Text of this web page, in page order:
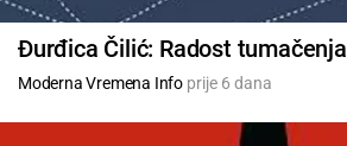
Đurđica Čilić: Radost tumačenja
Moderna Vremena Info prije 6 dana